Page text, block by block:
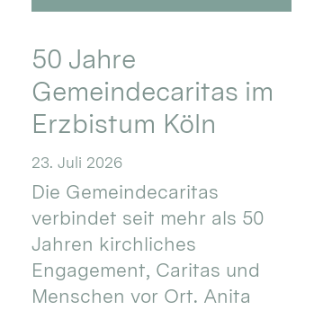
50 Jahre
Gemeindecaritas im
Erzbistum Köln
23. Juli 2026
Die Gemeindecaritas
verbindet seit mehr als 50
Jahren kirchliches
Engagement, Caritas und
Menschen vor Ort. Anita